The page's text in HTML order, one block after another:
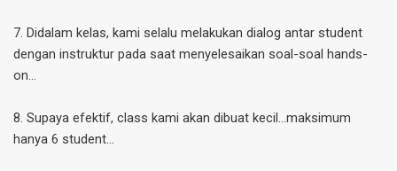
7. Didalam kelas, kami selalu melakukan dialog antar student
dengan instruktur pada saat menyelesaikan soal-soal hands-
on...
8. Supaya efektif, class kami akan dibuat kecil…maksimum
hanya 6 student...